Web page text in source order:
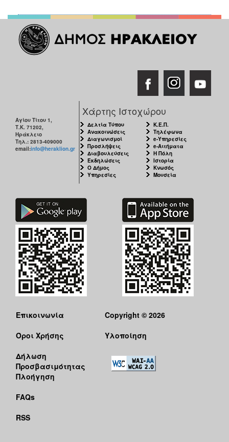
Αγίου Τίτου 1,
Τ.Κ. 71202,
Ηράκλειο
Τηλ.: 2813-409000
email:info@heraklion.gr
Χάρτης Ιστοχώρου
Δελτία Τύπου
Ανακοινώσεις
Διαγωνισμοί
Προσλήψεις
Διαβουλεύσεις
Εκδηλώσεις
Ο Δήμος
Υπηρεσίες
Κ.Ε.Π.
Τηλέφωνα
e-Υπηρεσίες
e-Αιτήματα
Η Πόλη
Ιστορία
Κνωσός
Μουσεία
Επικοινωνία
Όροι Χρήσης
Δήλωση
Προσβασιμότητας
Πλοήγηση
FAQs
RSS
Copyright © 2026
Υλοποίηση